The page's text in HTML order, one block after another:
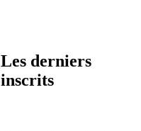
Les derniers
inscrits